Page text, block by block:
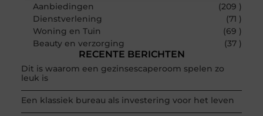
Aanbiedingen
(209 )
Dienstverlening
(71 )
Woning en Tuin
(69 )
Beauty en verzorging
(37 )
RECENTE BERICHTEN
Dit is waarom een gezinsescaperoom spelen zo
leuk is
Een klassiek bureau als investering voor het leven